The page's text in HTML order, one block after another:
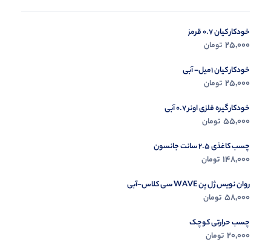
خودکار کیان 0.7 قرمز
25,000 تومان
خودکار کیان 1میل- آبی
25,000 تومان
خودکار گیره فلزی اونر 0.7 آبی
55,000 تومان
چسب کاغذی 2.5 سانت جانسون
148,000 تومان
روان نویس ژل پن WAVE سی کلاس-آبی
58,000 تومان
چسب حرارتی کوچک
20,000 تومان